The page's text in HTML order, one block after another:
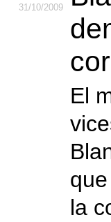
31/10/2009
El
la